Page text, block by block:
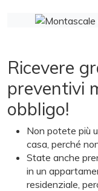
Ricevere
preventivi
obbligo!
Non potete più
casa, perché
State anche
in un
residenziale,